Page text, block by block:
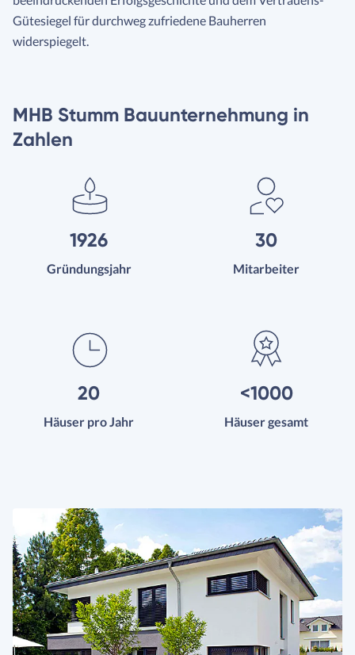
Gütesiegel für durchweg zufriedene Bauherren
widerspiegelt.
MHB Stumm Bauunternehmung in
Zahlen
1926
Gründungsjahr
30
Mitarbeiter
20
Häuser pro Jahr
<1000
Häuser gesamt